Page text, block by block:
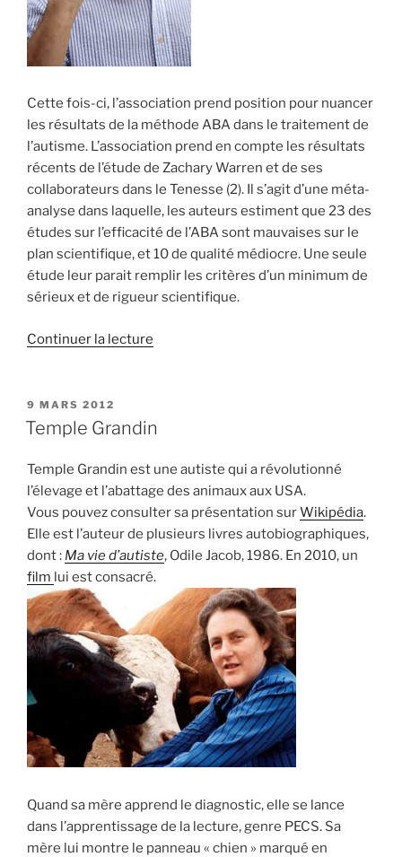
Cette fois-ci, l’association prend position pour nuancer
les résultats de la méthode ABA dans le traitement de
l’autisme. L’association prend en compte les résultats
récents de l’étude de Zachary Warren et de ses
collaborateurs dans le Tenesse (2). Il s’agit d’une méta-
analyse dans laquelle, les auteurs estiment que 23 des
études sur l’efficacité de l’ABA sont mauvaises sur le
plan scientifique, et 10 de qualité médiocre. Une seule
étude leur parait remplir les critères d’un minimum de
sérieux et de rigueur scientifique.
Continuer la lecture
les
américains »
PUBLIÉ
LE
9 MARS 2012
Temple Grandin
Temple Grandin est une autiste qui a révolutionné
l’élevage et l’abattage des animaux aux USA.
Vous pouvez consulter sa présentation surWikipédia.
Elle est l’auteur de plusieurs livres autobiographiques,
dont : Ma vie d’autiste, Odile Jacob, 1986. En 2010, un
film lui est consacré.
Quand sa mère apprend le diagnostic, elle se lance
dans l’apprentissage de la lecture, genre PECS. Sa
mère lui montre le panneau « chien » marqué en